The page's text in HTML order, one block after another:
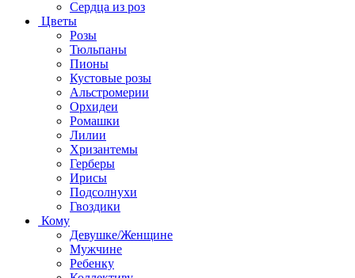
Сердца из роз
Цветы
Розы
Тюльпаны
Пионы
Кустовые розы
Альстромерии
Орхидеи
Ромашки
Лилии
Хризантемы
Герберы
Ирисы
Подсолнухи
Гвоздики
Кому
Девушке/Женщине
Мужчине
Ребенку